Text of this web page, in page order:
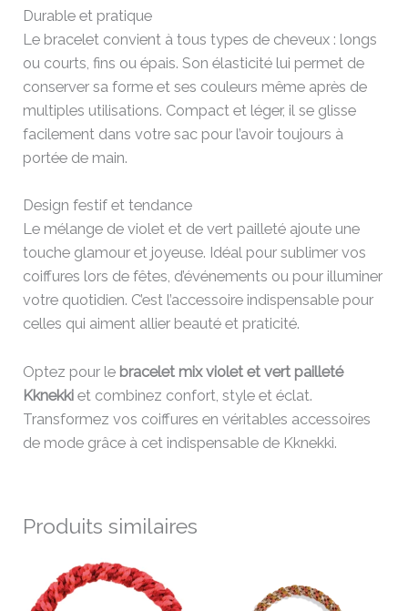
Durable et pratique
Le bracelet convient à tous types de cheveux : longs
ou courts, fins ou épais. Son élasticité lui permet de
conserver sa forme et ses couleurs même après de
multiples utilisations. Compact et léger, il se glisse
facilement dans votre sac pour l’avoir toujours à
portée de main.
Design festif et tendance
Le mélange de violet et de vert pailleté ajoute une
touche glamour et joyeuse. Idéal pour sublimer vos
coiffures lors de fêtes, d’événements ou pour illuminer
votre quotidien. C’est l’accessoire indispensable pour
celles qui aiment allier beauté et praticité.
Optez pour le bracelet mix violet et vert pailleté
Kknekki et combinez confort, style et éclat.
Transformez vos coiffures en véritables accessoires
de mode grâce à cet indispensable de Kknekki.
Produits similaires